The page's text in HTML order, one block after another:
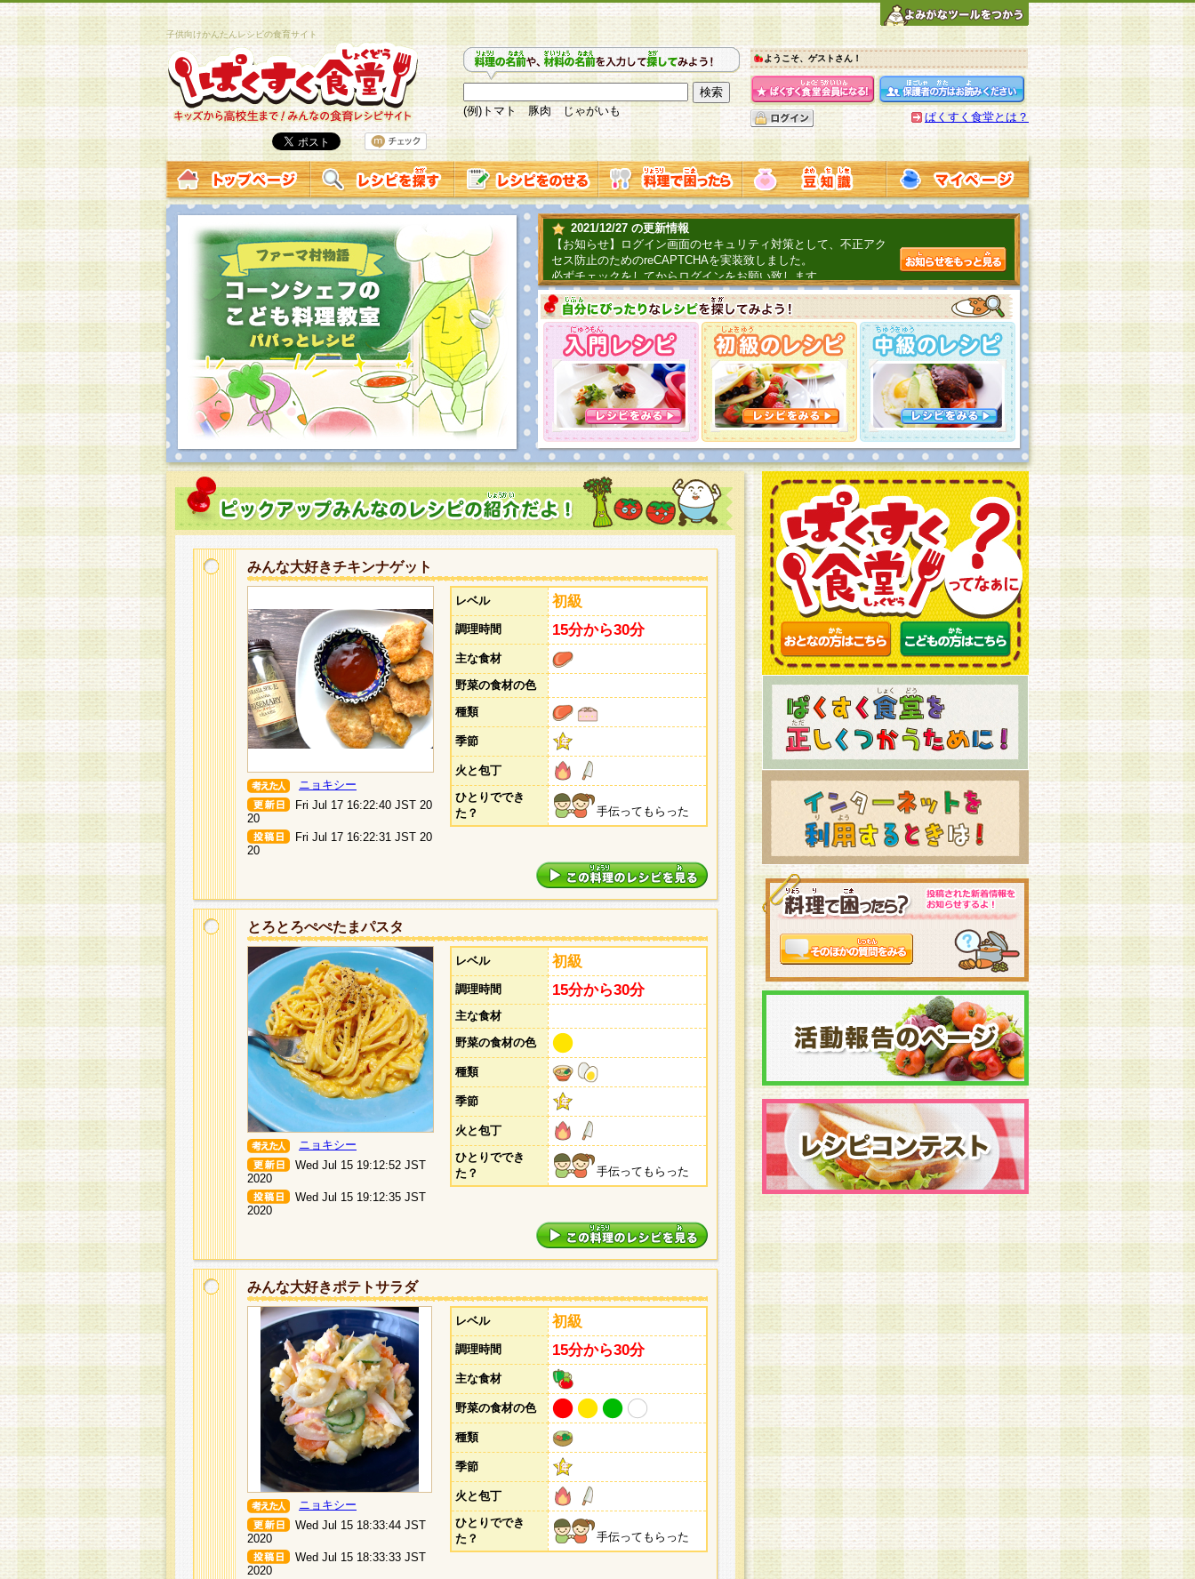
子供向けかんたんレシピの食育サイト
(例)トマト 豚肉 じゃがいも
ようこそ、ゲストさん！
ぱくすく食堂とは？
2021/12/27 の更新情報
【お知らせ】ログイン画面のセキュリティ対策として、不正アク
セス防止のためのreCAPTCHAを実装致しました。
必ずチェックをしてからログインをお願い致します。
2019/06/04 の更新情報
ファーマ村からコーンシェフが簡単レシピを紹介するよ！こちら
2018/07/01 の更新情報
チャレンジ企画第三弾！お母さん、お父さんへ日頃の感謝をこめ
てごはんを作ろう！は終了致しました。たくさんの投稿、ありが
とうございました。次回企画もお楽しみに！
みんな大好きチキンナゲット
ニョキシー
Fri Jul 17 16:22:40 JST 20
20
Fri Jul 17 16:22:31 JST 20
20
レベル 初級
調理時間 15分から30分
主な食材
野菜の食材の色
種類
季節
火と包丁
ひとりででき
た？
手伝ってもらった
とろとろぺぺたまパスタ
ニョキシー
Wed Jul 15 19:12:52 JST
2020
Wed Jul 15 19:12:35 JST
2020
レベル 初級
調理時間 15分から30分
主な食材
野菜の食材の色
種類
季節
火と包丁
ひとりででき
た？
手伝ってもらった
みんな大好きポテトサラダ
ニョキシー
Wed Jul 15 18:33:44 JST
2020
Wed Jul 15 18:33:33 JST
2020
レベル 初級
調理時間 15分から30分
主な食材
野菜の食材の色
種類
季節
火と包丁
ひとりででき
た？
手伝ってもらった